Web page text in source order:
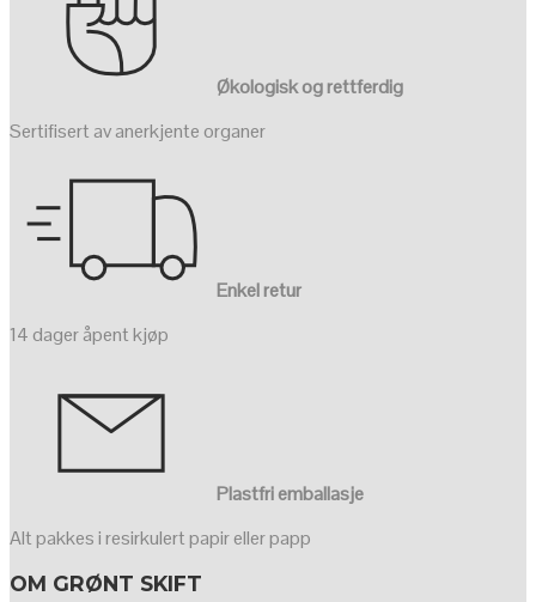
Økologisk og rettferdig
Sertifisert av anerkjente organer
Enkel retur
14 dager åpent kjøp
Plastfri emballasje
Alt pakkes i resirkulert papir eller papp
OM GRØNT SKIFT